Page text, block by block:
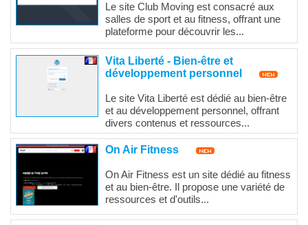
Le site Club Moving est consacré aux
salles de sport et au fitness, offrant une
plateforme pour découvrir les...
Vita Liberté - Bien-être et
développement personnel
Le site Vita Liberté est dédié au bien-être
et au développement personnel, offrant
divers contenus et ressources...
On Air Fitness
On Air Fitness est un site dédié au fitness
et au bien-être. Il propose une variété de
ressources et d'outils...